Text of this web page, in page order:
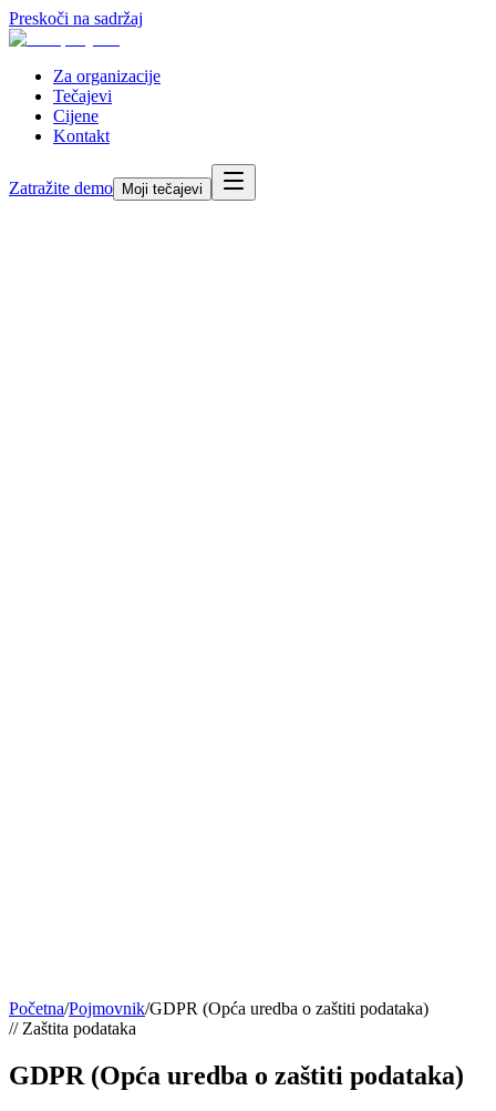
Preskoči na sadržaj
Za organizacije
Tečajevi
Cijene
Kontakt
Zatražite demo Moji tečajevi
Početna/Pojmovnik/GDPR (Opća uredba o zaštiti podataka)
// Zaštita podataka
GDPR (Opća uredba o zaštiti podataka)